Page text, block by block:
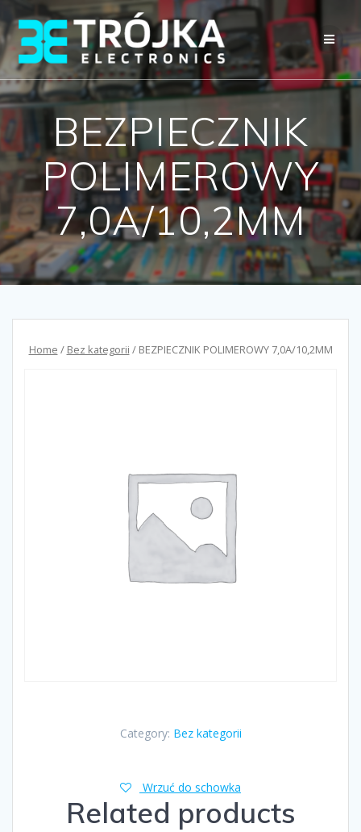
Przejdź
do
treści
BEZPIECZNIK
POLIMEROWY
7,0A/10,2MM
Home / Bez kategorii / BEZPIECZNIK POLIMEROWY 7,0A/10,2MM
Category: Bez kategorii
Wrzuć do schowka
Related products